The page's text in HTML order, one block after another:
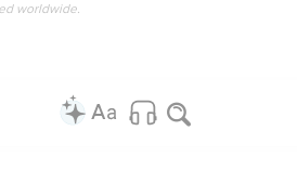
worldwide.